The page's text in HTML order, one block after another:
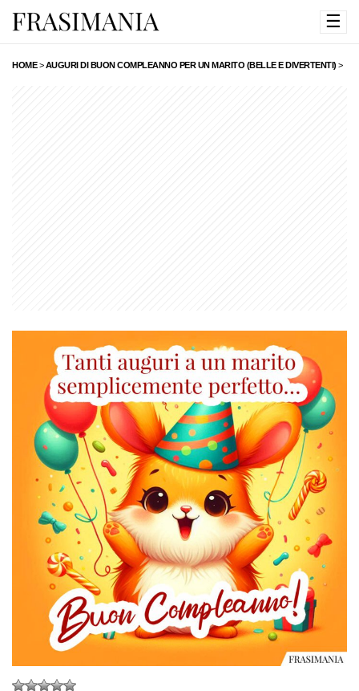
☰
HOME>AUGURI DI BUON COMPLEANNO PER UN MARITO (BELLE E DIVERTENTI) >